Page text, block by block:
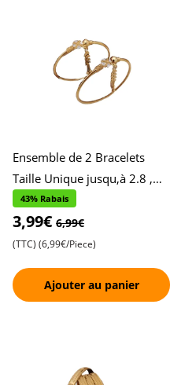
Ensemble de 2 Bracelets
Taille Unique jusqu,à 2.8 ,
Style de Bracelet Polyvalent ,
Design Suspendu a
43% Rabais
3,99€ 6,99€
(TTC) (6,99€/Piece)
Ajouter au panier